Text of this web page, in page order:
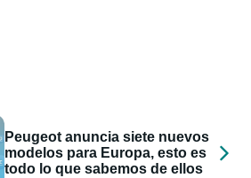
Peugeot anuncia siete nuevos
modelos para Europa, esto es
todo lo que sabemos de ellos